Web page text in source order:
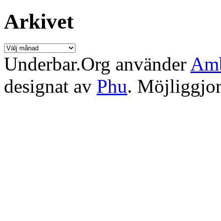
Arkivet
Arkivet
Underbar.Org använder
designat av Phu.